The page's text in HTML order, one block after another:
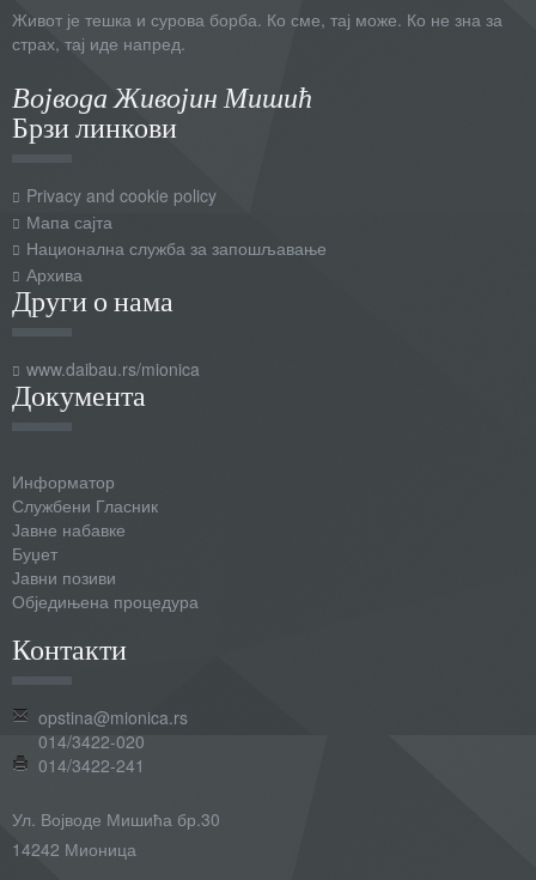
Живот је тешка и сурова борба. Ко сме, тај може. Ко не зна за
страх, тај иде напред.
Војвода Живојин Мишић
Брзи линкови
Privacy and cookie policy
Мапа сајта
Национална служба за запошљавање
Архива
Други о нама
www.daibau.rs/mionica
Документа
Информатор
Службени Гласник
Јавне набавке
Буџет
Јавни позиви
Обједињена процедура
Контакти
opstina@mionica.rs
014/3422-020
014/3422-241
Ул. Војводе Мишића бр.30
14242 Мионица